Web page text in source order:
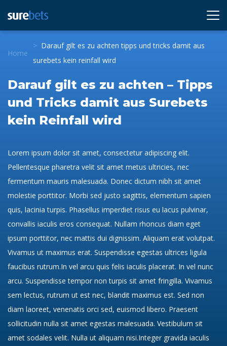
Home
Darauf gilt es zu achten tipps und tricks damit aus
surebets kein reinfall wird
Darauf gilt es zu achten – Tipps
und Tricks damit aus Surebets
kein Reinfall wird
Lorem ipsum dolor sit amet, consectetur adipiscing elit.
Pellentesque pharetra velit sit amet metus ultricies, nec
fermentum mauris malesuada. Donec dictum nibh sit amet
molestie porttitor. Morbi sed justo sagittis, elementum sapien
quis, lacinia turpis. Phasellus imperdiet risus eu lacus pulvinar,
convallis iaculis eros consequat. Nullam rhoncus diam eget
ipsum porttitor, nec mattis dui dignissim. Aliquam erat volutpat.
Vivamus ut maximus erat. Suspendisse egestas ultrices ligula
faucibus rutrum.In vel arcu quis felis iaculis placerat. In vel nunc
arcu. Suspendisse tempor non turpis sit amet fringilla. Vivamus
sem lectus, rutrum ut est nec, blandit maximus est. Sed non
diam laoreet, venenatis orci sed, euismod libero. Praesent
sollicitudin nulla sit amet egestas malesuada. Vestibulum sit
amet sodales velit. Nulla ut aliquam nisi.Integer gravida iaculis